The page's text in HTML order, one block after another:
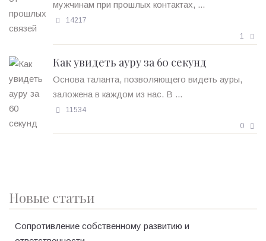
мужчинам при прошлых контактах, ...
14217
1
Как увидеть ауру за 60 секунд
Основа таланта, позволяющего видеть ауры,
заложена в каждом из нас. В ...
11534
0
Новые статьи
Сопротивление собственному развитию и